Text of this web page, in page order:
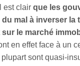
est clair que les
mal à inverser la
le marché
en effet face à un
sont quasi-